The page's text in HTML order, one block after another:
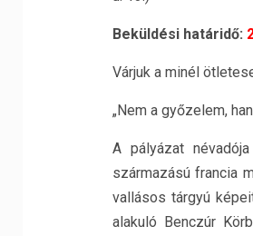
Beküldési határidő:
Várjuk a minél
„Nem a győzelem,
A pályázat
származású francia
vallásos tárgyú
alakuló Benczúr